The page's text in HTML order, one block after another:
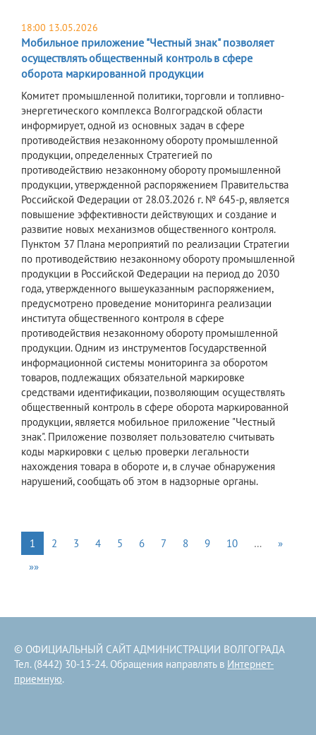
18:00 13.05.2026
Мобильное приложение "Честный знак" позволяет
осуществлять общественный контроль в сфере
оборота маркированной продукции
Комитет промышленной политики, торговли и топливно-
энергетического комплекса Волгоградской области
информирует, одной из основных задач в сфере
противодействия незаконному обороту промышленной
продукции, определенных Стратегией по
противодействию незаконному обороту промышленной
продукции, утвержденной распоряжением Правительства
Российской Федерации от 28.03.2026 г. № 645-р, является
повышение эффективности действующих и создание и
развитие новых механизмов общественного контроля.
Пунктом 37 Плана мероприятий по реализации Стратегии
по противодействию незаконному обороту промышленной
продукции в Российской Федерации на период до 2030
года, утвержденного вышеуказанным распоряжением,
предусмотрено проведение мониторинга реализации
института общественного контроля в сфере
противодействия незаконному обороту промышленной
продукции. Одним из инструментов Государственной
информационной системы мониторинга за оборотом
товаров, подлежащих обязательной маркировке
средствами идентификации, позволяющим осуществлять
общественный контроль в сфере оборота маркированной
продукции, является мобильное приложение "Честный
знак". Приложение позволяет пользователю считывать
коды маркировки с целью проверки легальности
нахождения товара в обороте и, в случае обнаружения
нарушений, сообщать об этом в надзорные органы.
1 2 3 4 5 6 7 8 9 10 …
»
»»
© ОФИЦИАЛЬНЫЙ САЙТ АДМИНИСТРАЦИИ ВОЛГОГРАДА
Тел. (8442) 30-13-24. Обращения направлять в Интернет-
приемную.